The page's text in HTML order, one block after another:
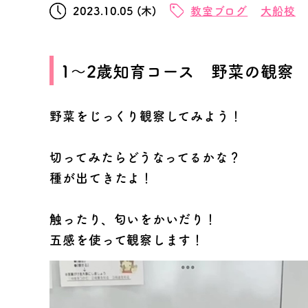
2023.10.05 (木) 教室ブログ 大船校
1～2歳知育コース 野菜の観察
野菜をじっくり観察してみよう！
切ってみたらどうなってるかな？
種が出てきたよ！
触ったり、匂いをかいだり！
五感を使って観察します！